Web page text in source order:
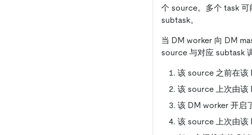
个 source。多个 task
subtask。
当 DM worker 向 DM
source 与对应 subtask
该 source 之前在该
该 source 上次由该
该 DM worker 开启
该 source 上次由该